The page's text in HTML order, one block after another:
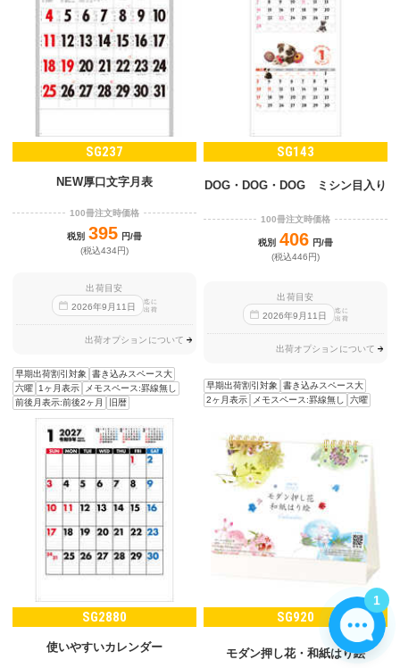
SG237
NEW厚口文字月表
100冊注文時価格
税別 395 円/冊
(税込434円)
出荷目安
2026年9 月11 日
迄に
出荷
出荷オプションについて
早期出荷割引対象
書き込みスペース大
六曜 1ヶ月表示
メモスペース:罫線無し
前後月表示:前後2ヶ月
旧暦
SG143
DOG・DOG・DOG ミシン目入り
100冊注文時価格
税別 406 円/冊
(税込446円)
出荷目安
2026年9 月 11 日
迄に
出荷
出荷オプションについて
早期出荷割引対象
書き込みスペース大
2ヶ月表示
メモスペース:罫線無し 六曜
SG2880
使いやすいカレンダー
SG920
モダン押し花・和紙はり絵
1